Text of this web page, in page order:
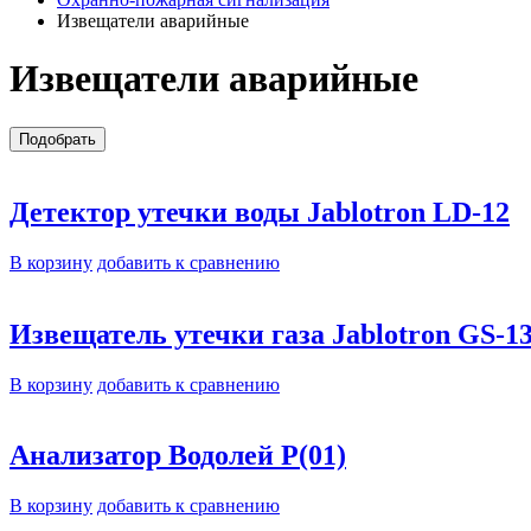
Извещатели аварийные
Извещатели аварийные
Детектор утечки воды Jablotron LD-12
В корзину добавить к сравнению
Извещатель утечки газа Jablotron GS-
В корзину добавить к сравнению
Анализатор Водолей Р(01)
В корзину добавить к сравнению